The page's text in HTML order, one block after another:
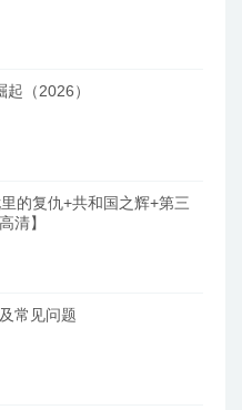
（2026）
的复仇+共和国之辉+第三
清】
常见问题